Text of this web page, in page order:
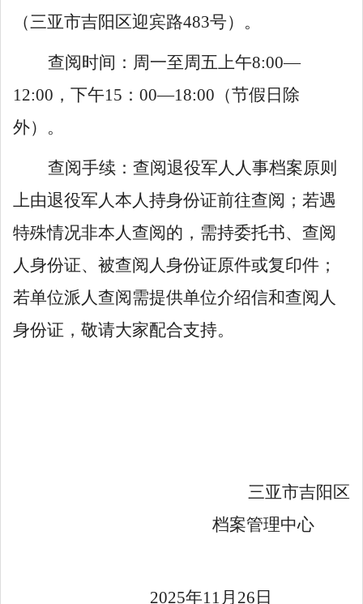
（三亚市吉阳区迎宾路483号）。
查阅时间：周一至周五上午8:00—
12:00 ，下午15 ： 00—18:00 （节假日除
外）。
查阅手续：查阅退役军人人事档案原则
上由退役军人本人持身份证前往查阅；若遇
特殊情况非本人查阅的，需持委托书、查阅
人身份证、被查阅人身份证原件或复印件；
若单位派人查阅需提供单位介绍信和查阅人
身份证，敬请大家配合支持。
三亚市吉阳区
档案管理中心
2025年11月 26 日